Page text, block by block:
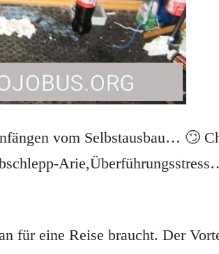
vom Selbstausbau… 🙄
für eine Reise braucht. Der